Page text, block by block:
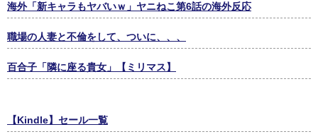
海外「新キャラもヤバいｗ」ヤニねこ第6話の海外反応
職場の人妻と不倫をして、ついに、、、
百合子「隣に座る貴女」【ミリマス】
【Kindle】セール一覧